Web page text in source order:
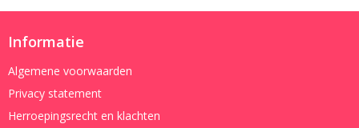
Informatie
Algemene voorwaarden
Privacy statement
Herroepingsrecht en klachten